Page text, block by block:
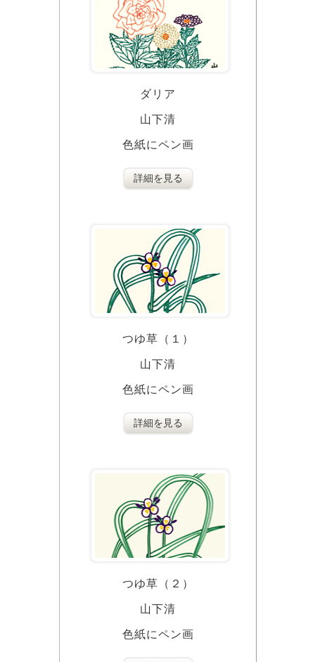
ダリア
山下清
色紙にペン画
詳細を見る
つゆ草（１）
山下清
色紙にペン画
詳細を見る
つゆ草（２）
山下清
色紙にペン画